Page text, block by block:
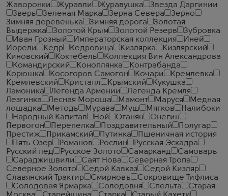
Жаворонки
Журавли Журавушка
Звезда Даргинии
Зверь
Зеленая Марка Зерна Севера
Зерно
Зимняя деревенька
Зимняя дорога
Золотая
Выдержка
Золотой Крым Золотой Резерв
Зубровка
Иван Грозный
Императорская коллекция
Иней
Иорели
Кедр Кедровица Кизлярка
Кизлярский
Киновский
Коктебель
Коллекция Вин Александрова
Командирский
Коноплянка
Контрабанда
Корюшка
Косогоров Самогон Кочари
Кремлевка
Кремлевский
Кристалл Крымский
Кукушка
Ламоника
Легенда Армении
Легенда Кремля
Лезгинка
Лесная Мороша Мамонт Маруся
Медная
лошадка
Методъ Мурава Муш Мягков
Налибоки
Народный Капитал
Ной Оганян
Онегин
Первогон
Перепелка Поздравительный
Полугар
Престиж
Прикамский Путинка
Пшеничная история
Пять Озер
Романов Рослин
Русская Эскадра
Русский лед
Русское Золото Самарканд
Самоваръ
Сараджишвили
Саят Нова
Северная Тропа
Северное Золото
Седой Кавказ
Седой Кизляр
Славянский Трактир
Смирновъ
Сокровище Тифлиса
Солодовая Ярмарка
Солодовня Спельта
Старая